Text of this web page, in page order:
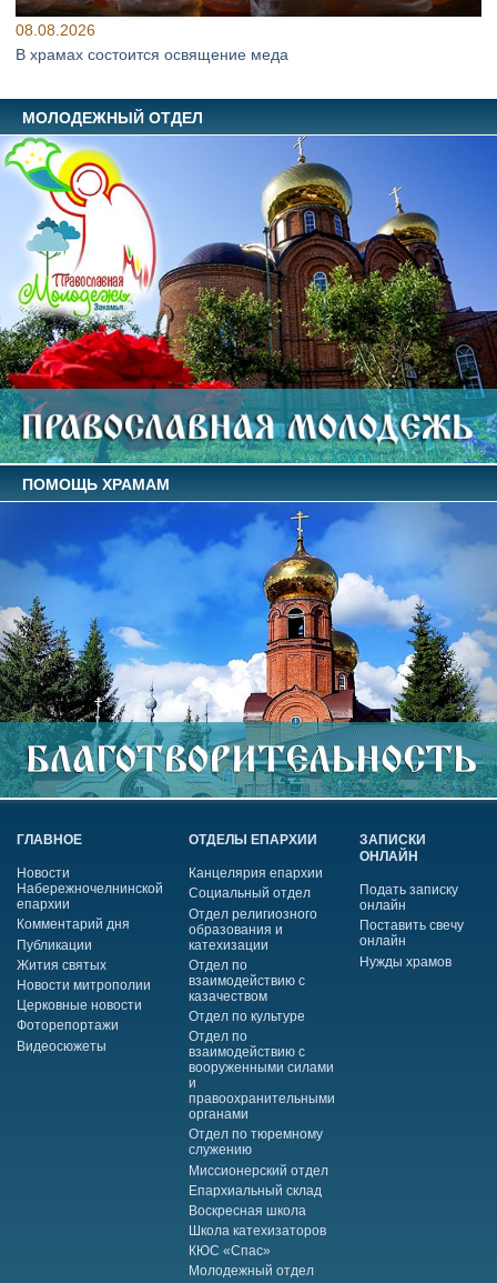
08.08.2026
В храмах состоится освящение меда
МОЛОДЕЖНЫЙ ОТДЕЛ
ПОМОЩЬ ХРАМАМ
ГЛАВНОЕ
Новости
Набережночелнинской
епархии
Комментарий дня
Публикации
Жития святых
Новости митрополии
Церковные новости
Фоторепортажи
Видеосюжеты
ОТДЕЛЫ ЕПАРХИИ
Канцелярия епархии
Социальный отдел
Отдел религиозного
образования и
катехизации
Отдел по
взаимодействию с
казачеством
Отдел по культуре
Отдел по
взаимодействию с
вооруженными силами
и
правоохранительными
органами
Отдел по тюремному
служению
Миссионерский отдел
Епархиальный склад
Воскресная школа
Школа катехизаторов
КЮС «Спас»
Молодежный отдел
ЗАПИСКИ
ОНЛАЙН
Подать записку
онлайн
Поставить свечу
онлайн
Нужды храмов